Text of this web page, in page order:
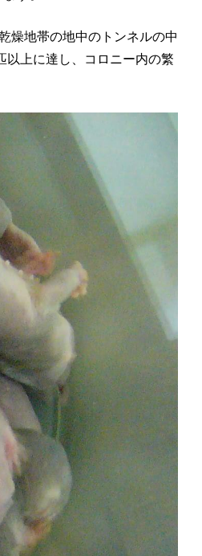
燥地帯の地中のトンネルの中
以上に達し、コロニー内の繁